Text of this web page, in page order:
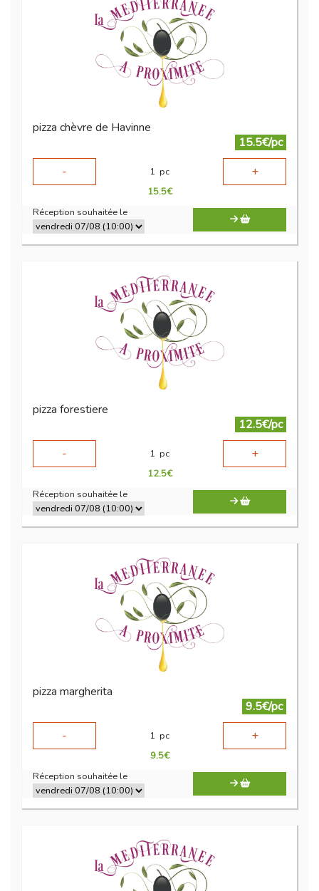
pizza chèvre de Havinne
15.5€/pc
-
1 pc +
15.5€
Réception souhaitée le
pizza forestiere
12.5€/pc
-
1 pc +
12.5€
Réception souhaitée le
pizza margherita
9.5€/pc
-
1 pc +
9.5€
Réception souhaitée le